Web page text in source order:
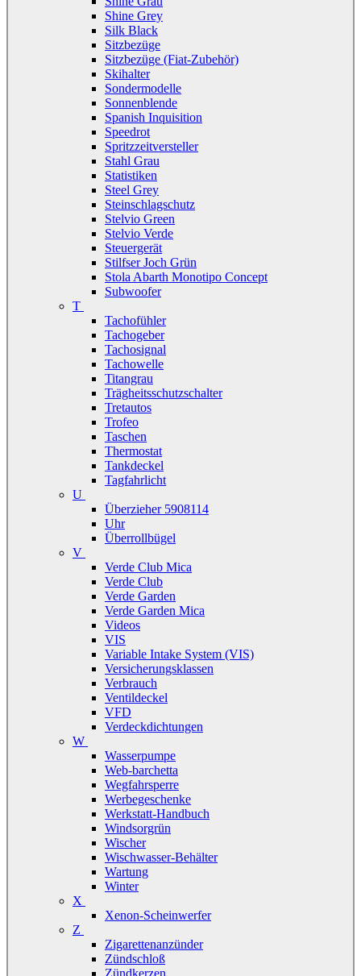
Shine Grey
Silk Black
Sitzbezüge
Sitzbezüge (Fiat-Zubehör)
Skihalter
Sondermodelle
Sonnenblende
Spanish Inquisition
Speedrot
Spritzzeitversteller
Stahl Grau
Statistiken
Steel Grey
Steinschlagschutz
Stelvio Green
Stelvio Verde
Steuergerät
Stilfser Joch Grün
Stola Abarth Monotipo Concept
Subwoofer
T
Tachofühler
Tachogeber
Tachosignal
Tachowelle
Titangrau
Trägheitsschutzschalter
Tretautos
Trofeo
Taschen
Thermostat
Tankdeckel
Tagfahrlicht
U
Überzieher 5908114
Uhr
Überrollbügel
V
Verde Club Mica
Verde Club
Verde Garden
Verde Garden Mica
Videos
VIS
Variable Intake System (VIS)
Versicherungsklassen
Verbrauch
Ventildeckel
VFD
Verdeckdichtungen
W
Wasserpumpe
Web-barchetta
Wegfahrsperre
Werbegeschenke
Werkstatt-Handbuch
Windsorgrün
Wischer
Wischwasser-Behälter
Wartung
Winter
X
Xenon-Scheinwerfer
Z
Zigarettenanzünder
Zündschloß
Zündkerzen